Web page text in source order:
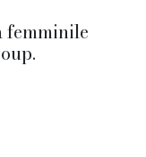
femminile